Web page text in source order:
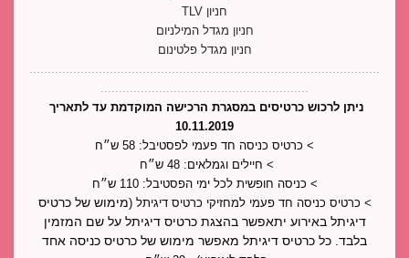
חניון TLV
חניון מגדל המילניום
חניון מגדל פלטינום
................................................................................................
.........................................................
10.11.2019
> כרטיס כניסה חד פעמי לפסטיבל: 58 ש״ח
> חיילים וגמלאים: 48 ש״ח
> כניסה חופשית לכל ימי הפסטיבל: 110 ש״ח
> כרטיס כניסה חד פעמי למחזיקי כרטיס דיגיתל (מימוש של כרטיס
דיגיתל באירוע יתאפשר בהצגת כרטיס דיגיתל על שם המזמין
בלבד. כל כרטיס דיגיתל מאפשר מימוש של כרטיס כניסה אחד